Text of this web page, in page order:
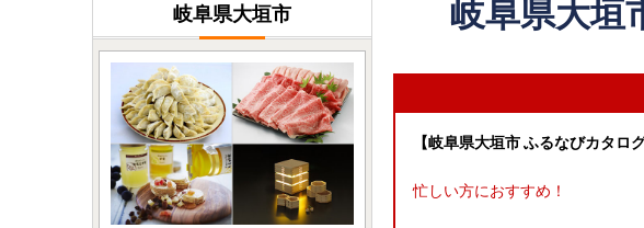
岐阜県大垣
【岐阜県大垣市 ふるなびカタロ
忙しい方におすすめ！
岐阜県大垣市